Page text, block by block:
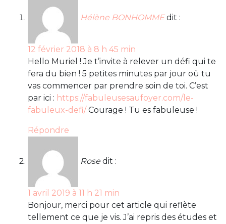
Hélène BONHOMME dit :
12 février 2018 à 8 h 45 min
Hello Muriel ! Je t’invite à relever un défi qui te
fera du bien ! 5 petites minutes par jour où tu
vas commencer par prendre soin de toi. C’est
par ici : https://fabuleusesaufoyer.com/le-
fabuleux-defi/Courage ! Tu es fabuleuse !
Répondre
Rose dit :
1 avril 2019 à 11 h 21 min
Bonjour, merci pour cet article qui reflète
tellement ce que je vis. J’ai repris des études et